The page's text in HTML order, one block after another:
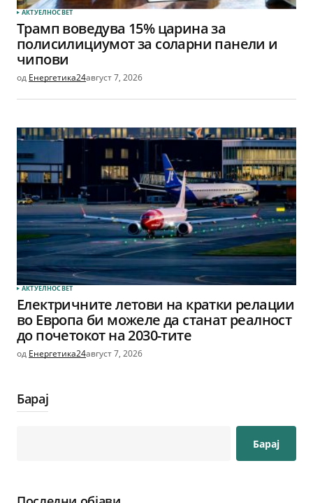
АКТУЕЛНОСВЕТ
Трамп воведува 15% царина за
полисилициумот за соларни панели и
чипови
од Енергетика24август 7, 2026
АКТУЕЛНОСВЕТ
Електричните летови на кратки релации
во Европа би можеле да станат реалност
до почетокот на 2030-тите
од Енергетика24август 7, 2026
Барај
Барај